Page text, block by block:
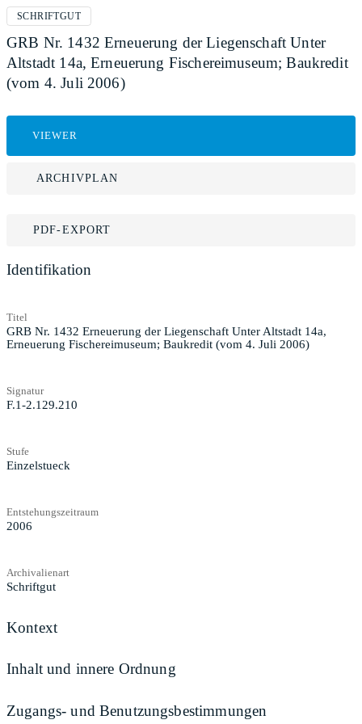
SCHRIFTGUT
GRB Nr. 1432 Erneuerung der Liegenschaft Unter
Altstadt 14a, Erneuerung Fischereimuseum; Baukredit
(vom 4. Juli 2006)
VIEWER
ARCHIVPLAN
PDF-EXPORT
Identifikation
Titel
GRB Nr. 1432 Erneuerung der Liegenschaft Unter Altstadt 14a,
Erneuerung Fischereimuseum; Baukredit (vom 4. Juli 2006)
Signatur
F.1-2.129.210
Stufe
Einzelstueck
Entstehungszeitraum
2006
Archivalienart
Schriftgut
Kontext
Inhalt und innere Ordnung
Zugangs- und Benutzungsbestimmungen